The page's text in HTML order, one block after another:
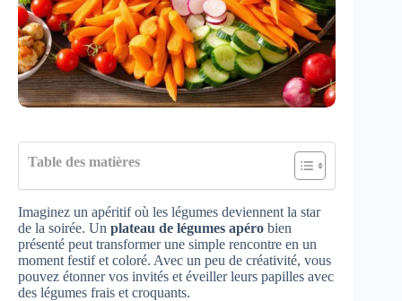
Table des matières
Imaginez un apéritif où les légumes deviennent la star
de la soirée. Un plateau de légumes apéro bien
présenté peut transformer une simple rencontre en un
moment festif et coloré. Avec un peu de créativité, vous
pouvez étonner vos invités et éveiller leurs papilles avec
des légumes frais et croquants.